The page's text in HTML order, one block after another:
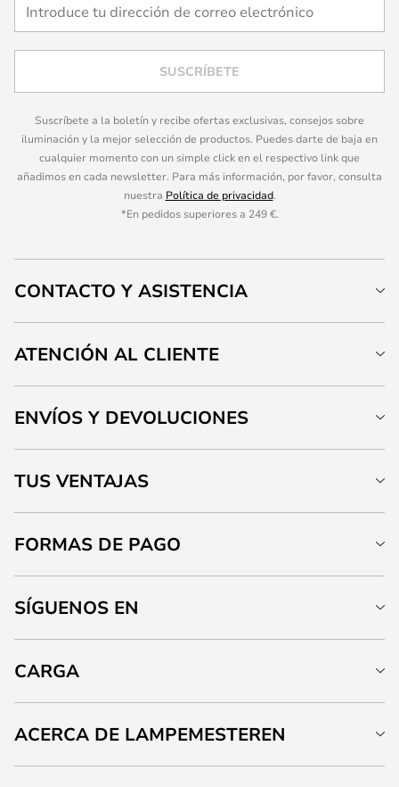
SUSCRÍBETE
Suscríbete a la boletín y recibe ofertas exclusivas, consejos sobre
iluminación y la mejor selección de productos. Puedes darte de baja en
cualquier momento con un simple click en el respectivo link que
añadimos en cada newsletter. Para más información, por favor, consulta
nuestra Política de privacidad.
*En pedidos superiores a 249 €.
CONTACTO Y ASISTENCIA
ATENCIÓN AL CLIENTE
ENVÍOS Y DEVOLUCIONES
TUS VENTAJAS
FORMAS DE PAGO
SÍGUENOS EN
CARGA
ACERCA DE LAMPEMESTEREN